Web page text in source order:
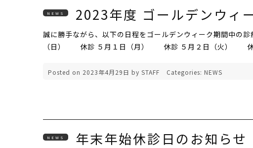
NEWS 2023年度 ゴールデンウィ
誠に勝手ながら、以下の日程をゴールデンウィーク期間中
（日） 休診 ５月１日（月） 休診 ５月２日（火）
Posted on 2023年4月29日 by STAFF Categories: NEWS
NEWS 年末年始休診日のお知らせ